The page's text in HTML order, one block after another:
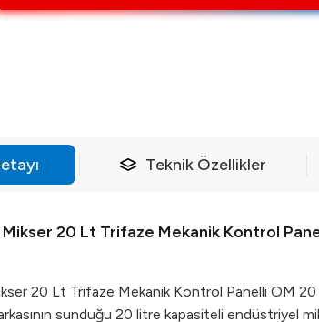
Teknik Özellikler
20 Lt Trifaze Mekanik Kontrol
20 Lt Trifaze Mekanik Kontrol Panelli OM 20
sunduğu 20 litre kapasiteli endüstriyel